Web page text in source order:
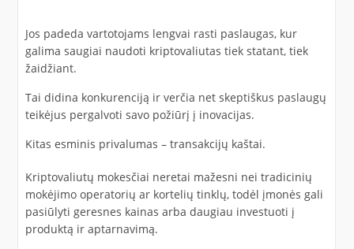
Jos padeda vartotojams lengvai rasti paslaugas, kur
galima saugiai naudoti kriptovaliutas tiek statant, tiek
žaidžiant.
Tai didina konkurenciją ir verčia net skeptiškus paslaugų
teikėjus pergalvoti savo požiūrį į inovacijas.
Kitas esminis privalumas – transakcijų kaštai.
Kriptovaliutų mokesčiai neretai mažesni nei tradicinių
mokėjimo operatorių ar kortelių tinklų, todėl įmonės gali
pasiūlyti geresnes kainas arba daugiau investuoti į
produktą ir aptarnavimą.